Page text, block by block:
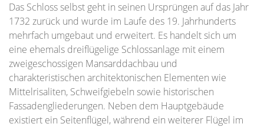
Das Schloss selbst geht in seinen Ursprüngen auf das Jahr
1732 zurück und wurde im Laufe des 19. Jahrhunderts
mehrfach umgebaut und erweitert. Es handelt sich um
eine ehemals dreiflügelige Schlossanlage mit einem
zweigeschossigen Mansarddachbau und
charakteristischen architektonischen Elementen wie
Mittelrisaliten, Schweifgiebeln sowie historischen
Fassadengliederungen. Neben dem Hauptgebäude
existiert ein Seitenflügel, während ein weiterer Flügel im